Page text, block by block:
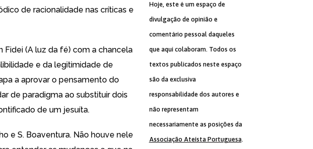
de racionalidade nas críticas e
Fidei (A luz da fé) com a chancela
e da legitimidade de
a aprovar o pensamento do
de paradigma ao substituir dois
de um jesuíta.
e S. Boaventura. Não houve nele
Hoje, este é um espaço de
divulgação de opinião e
comentário pessoal daqueles
que aqui colaboram. Todos os
textos publicados neste espaço
são da exclusiva
responsabilidade dos autores e
não representam
necessariamente as posições da
Associação Ateísta Portuguesa.